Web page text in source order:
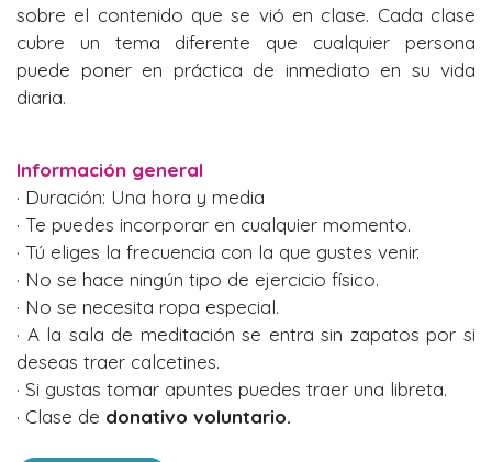
sobre el contenido que se vió en clase. Cada clase
cubre un tema diferente que cualquier persona
puede poner en práctica de inmediato en su vida
diaria.
Información general
· Duración: Una hora y media
· Te puedes incorporar en cualquier momento.
· Tú eliges la frecuencia con la que gustes venir.
· No se hace ningún tipo de ejercicio físico.
· No se necesita ropa especial.
· A la sala de meditación se entra sin zapatos por si
deseas traer calcetines.
· Si gustas tomar apuntes puedes traer una libreta.
· Clase de donativo voluntario.